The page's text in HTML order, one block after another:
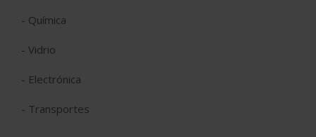
- Química
- Vidrio
- Electrónica
- Transportes